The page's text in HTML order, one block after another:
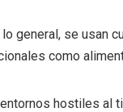
general, se usan
como
hostiles al